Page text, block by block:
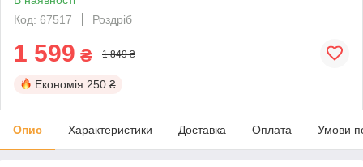
Код: 67517
Роздріб
1 599 ₴ 1 849 ₴
Економія 250 ₴
Опис Характеристики Доставка Оплата Умови